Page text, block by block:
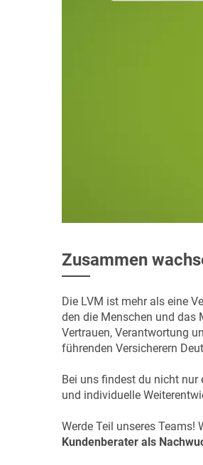
Zusammen
Die LVM ist mehr als eine
den die Menschen und das
Vertrauen, Verantwortung
führenden Versicherern
Bei uns findest du nicht nur
und individuelle
Werde Teil unseres Teams!
Kundenberater als